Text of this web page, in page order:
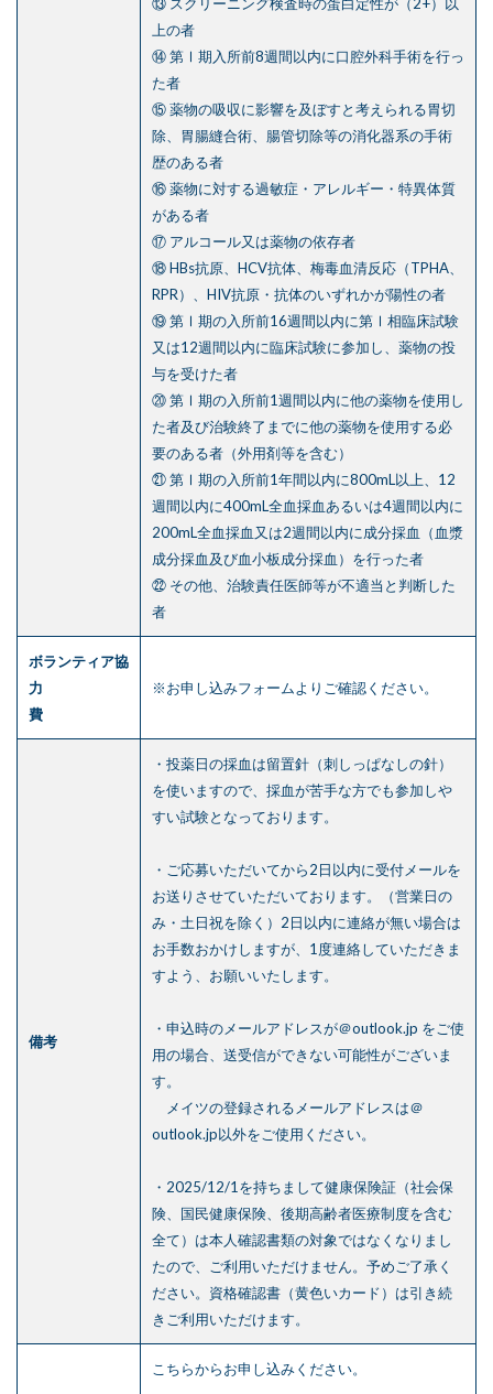
上の者
⑭ 第Ⅰ期入所前8週間以内に口腔外科手術を行っ
た者
⑮ 薬物の吸収に影響を及ぼすと考えられる胃切
除、胃腸縫合術、腸管切除等の消化器系の手術
歴のある者
⑯ 薬物に対する過敏症・アレルギー・特異体質
がある者
⑰ アルコール又は薬物の依存者
⑱ HBs抗原、HCV抗体、梅毒血清反応（TPHA、
RPR）、HIV抗原・抗体のいずれかが陽性の者
⑲ 第Ⅰ期の入所前16週間以内に第Ⅰ相臨床試験
又は12週間以内に臨床試験に参加し、薬物の投
与を受けた者
⑳ 第Ⅰ期の入所前1週間以内に他の薬物を使用し
た者及び治験終了までに他の薬物を使用する必
要のある者（外用剤等を含む）
㉑ 第Ⅰ期の入所前1年間以内に800mL以上、12
週間以内に400mL全血採血あるいは4週間以内に
200mL全血採血又は2週間以内に成分採血（血漿
成分採血及び血小板成分採血）を行った者
㉒ その他、治験責任医師等が不適当と判断した
者
ボランティア協
力
費
※お申し込みフォームよりご確認ください。
備考
・投薬日の採血は留置針（刺しっぱなしの針）
を使いますので、採血が苦手な方でも参加しや
すい試験となっております。
・ご応募いただいてから2日以内に受付メールを
お送りさせていただいております。（営業日の
み・土日祝を除く）2日以内に連絡が無い場合は
お手数おかけしますが、1度連絡していただきま
すよう、お願いいたします。
・申込時のメールアドレスが＠outlook.jp をご使
用の場合、送受信ができない可能性がございま
す。
メイツの登録されるメールアドレスは＠
outlook.jp以外をご使用ください。
・2025/12/1を持ちまして健康保険証（社会保
険、国民健康保険、後期高齢者医療制度を含む
全て）は本人確認書類の対象ではなくなりまし
たので、ご利用いただけません。予めご了承く
ださい。資格確認書（黄色いカード）は引き続
きご利用いただけます。
こちらからお申し込みください。